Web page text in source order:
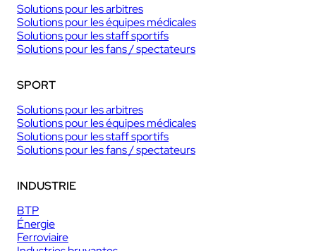
Solutions pour les arbitres
Solutions pour les équipes médicales
Solutions pour les staff sportifs
Solutions pour les fans / spectateurs
SPORT
Solutions pour les arbitres
Solutions pour les équipes médicales
Solutions pour les staff sportifs
Solutions pour les fans / spectateurs
INDUSTRIE
BTP
Énergie
Ferroviaire